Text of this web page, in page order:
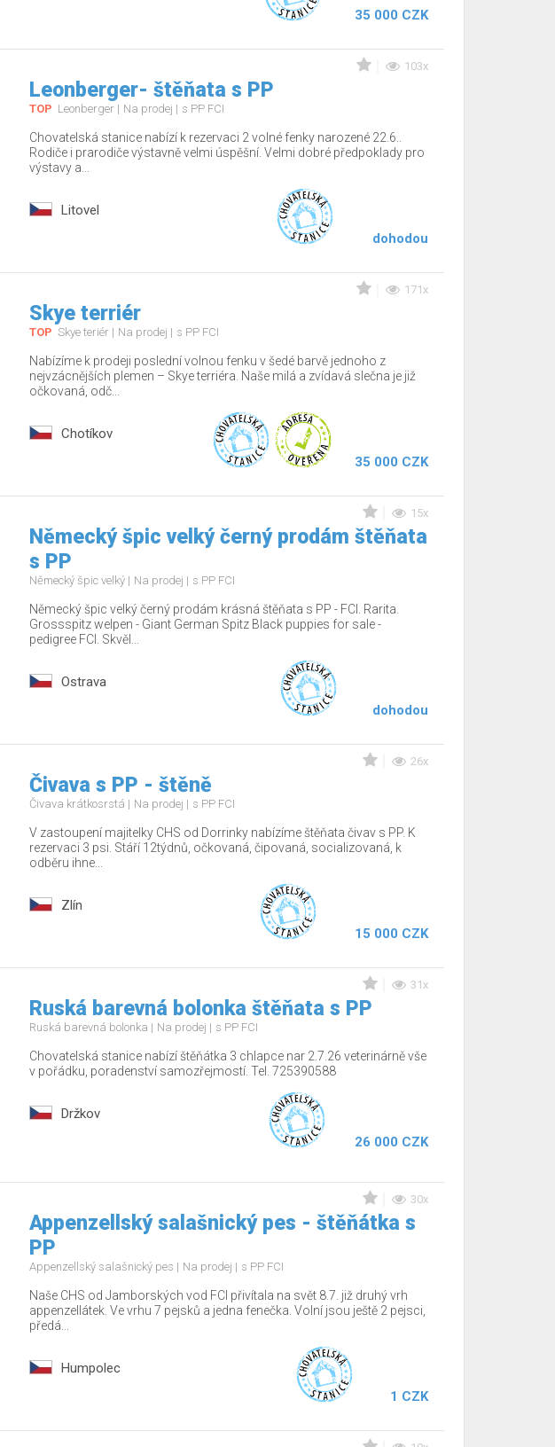
35 000 CZK
103x
Leonberger- štěňata s PP
TOP Leonberger Na prodej s PP FCI
Chovatelská stanice nabízí k rezervaci 2 volné fenky narozené 22.6..
Rodiče i prarodiče výstavně velmi úspěšní. Velmi dobré předpoklady pro
výstavy a...
Litovel
dohodou
171x
Skye terriér
TOP Skye teriér Na prodej s PP FCI
Nabízíme k prodeji poslední volnou fenku v šedé barvě jednoho z
nejvzácnějších plemen – Skye terriéra. Naše milá a zvídavá slečna je již
očkovaná, odč...
Chotíkov
35 000 CZK
15x
Německý špic velký černý prodám štěňata
s PP
Německý špic velký Na prodej s PP FCI
Německý špic velký černý prodám krásná štěňata s PP - FCI. Rarita.
Grossspitz welpen - Giant German Spitz Black puppies for sale -
pedigree FCI. Skvěl...
Ostrava
dohodou
26x
Čivava s PP - štěně
Čivava krátkosrstá Na prodej s PP FCI
V zastoupení majitelky CHS od Dorrinky nabízíme štěňata čivav s PP. K
rezervaci 3 psi. Stáří 12týdnů, očkovaná, čipovaná, socializovaná, k
odběru ihne...
Zlín
15 000 CZK
31x
Ruská barevná bolonka štěňata s PP
Ruská barevná bolonka Na prodej s PP FCI
Chovatelská stanice nabízí štěňátka 3 chlapce nar 2.7.26 veterinárně vše
v pořádku, poradenství samozřejmostí. Tel. 725390588
Držkov
26 000 CZK
30x
Appenzellský salašnický pes - štěňátka s
PP
Appenzellský salašnický pes Na prodej s PP FCI
Naše CHS od Jamborských vod FCI přivítala na svět 8.7. již druhý vrh
appenzellátek. Ve vrhu 7 pejsků a jedna fenečka. Volní jsou ještě 2 pejsci,
předá...
Humpolec
1 CZK